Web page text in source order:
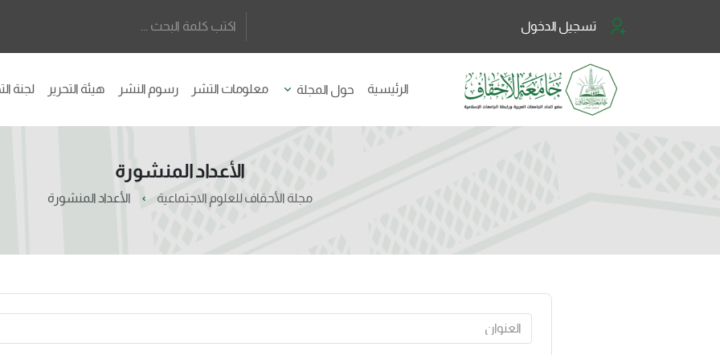
تسجيل الدخول
الرئيسية حول المجلة معلومات التشر رسوم النشر هيئة التحرير لجنة
الأعداد المنشورة
مجلة الأحقاف للعلوم الاجتماعية الأعداد المنشورة